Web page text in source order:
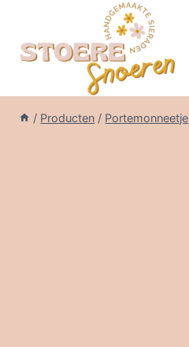
inhoud
/ Producten / Portemonneetje